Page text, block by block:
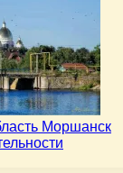
Моршанск